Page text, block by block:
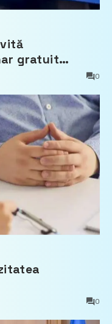
gratuit
pe bunurile
0
0